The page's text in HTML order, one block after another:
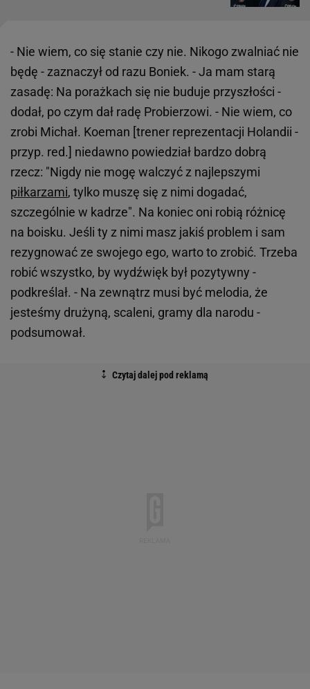
- Nie wiem, co się stanie czy nie. Nikogo zwalniać nie
będę - zaznaczył od razu Boniek. - Ja mam starą
zasadę: Na porażkach się nie buduje przyszłości -
dodał, po czym dał radę Probierzowi. - Nie wiem, co
zrobi Michał. Koeman [trener reprezentacji Holandii -
przyp. red.] niedawno powiedział bardzo dobrą
rzecz: "Nigdy nie mogę walczyć z najlepszymi
piłkarzami, tylko muszę się z nimi dogadać,
szczególnie w kadrze". Na koniec oni robią różnicę
na boisku. Jeśli ty z nimi masz jakiś problem i sam
rezygnować ze swojego ego, warto to zrobić. Trzeba
robić wszystko, by wydźwięk był pozytywny -
podkreślał. - Na zewnątrz musi być melodia, że
jesteśmy drużyną, scaleni, gramy dla narodu -
podsumował.